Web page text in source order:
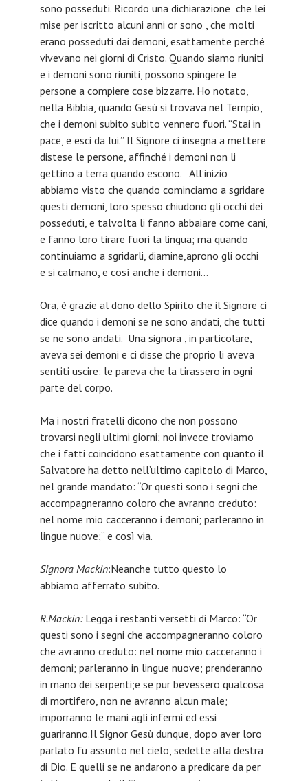
sono posseduti. Ricordo una dichiarazione che lei
mise per iscritto alcuni anni or sono , che molti
erano posseduti dai demoni, esattamente perché
vivevano nei giorni di Cristo. Quando siamo riuniti
e i demoni sono riuniti, possono spingere le
persone a compiere cose bizzarre. Ho notato,
nella Bibbia, quando Gesù si trovava nel Tempio,
che i demoni subito subito vennero fuori. “Stai in
pace, e esci da lui.” Il Signore ci insegna a mettere
distese le persone, affinché i demoni non li
gettino a terra quando escono. All’inizio
abbiamo visto che quando cominciamo a sgridare
questi demoni, loro spesso chiudono gli occhi dei
posseduti, e talvolta li fanno abbaiare come cani,
e fanno loro tirare fuori la lingua; ma quando
continuiamo a sgridarli, diamine,aprono gli occhi
e si calmano, e così anche i demoni…
Ora, è grazie al dono dello Spirito che il Signore ci
dice quando i demoni se ne sono andati, che tutti
se ne sono andati. Una signora , in particolare,
aveva sei demoni e ci disse che proprio li aveva
sentiti uscire: le pareva che la tirassero in ogni
parte del corpo.
Ma i nostri fratelli dicono che non possono
trovarsi negli ultimi giorni; noi invece troviamo
che i fatti coincidono esattamente con quanto il
Salvatore ha detto nell’ultimo capitolo di Marco,
nel grande mandato: “Or questi sono i segni che
accompagneranno coloro che avranno creduto:
nel nome mio cacceranno i demoni; parleranno in
lingue nuove;” e così via.
Signora Mackin:Neanche tutto questo lo
abbiamo afferrato subito.
R.Mackin: Legga i restanti versetti di Marco: “Or
questi sono i segni che accompagneranno coloro
che avranno creduto: nel nome mio cacceranno i
demoni; parleranno in lingue nuove; prenderanno
in mano dei serpenti;e se pur bevessero qualcosa
di mortifero, non ne avranno alcun male;
imporranno le mani agli infermi ed essi
guariranno.Il Signor Gesù dunque, dopo aver loro
parlato fu assunto nel cielo, sedette alla destra
di Dio. E quelli se ne andarono a predicare da per